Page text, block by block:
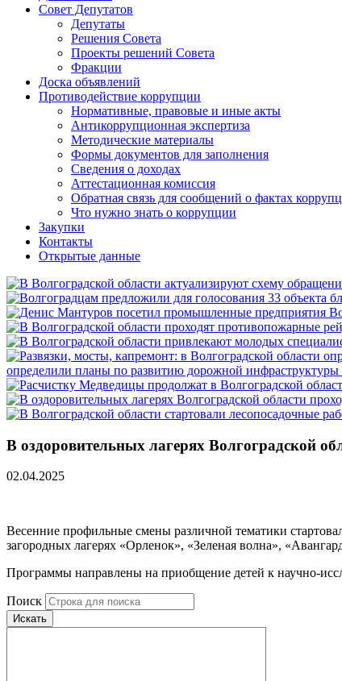
Совет Депутатов
Депутаты
Решения Совета
Проекты решений Совета
Фракции
Доска объявлений
Противодействие коррупции
Нормативные, правовые и иные акты
Антикоррупционная экспертиза
Методические материалы
Формы документов для заполнения
Сведения о доходах
Аттестационная комиссия
Обратная связь для сообщений о фактах
Что нужно знать о коррупции
Закупки
Контакты
Открытые данные
определили планы по развитию дорожной инфраструктуры
В оздоровительных лагерях Волгоградской
02.04.2025
Весенние профильные смены различной тематики
загородных лагерях «Орленок», «Зеленая волна»,
Программы направлены на приобщение детей к научно-
Поиск
Искать